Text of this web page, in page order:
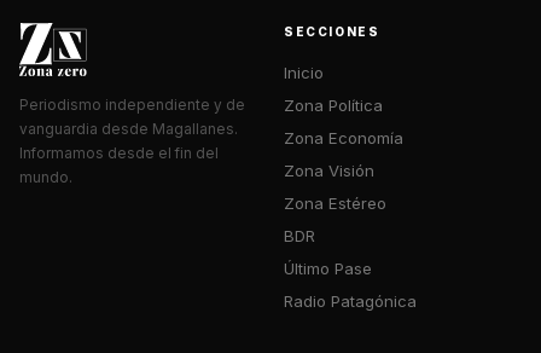
Periodismo independiente y de
vanguardia desde Magallanes.
Informamos desde el fin del
mundo.
SECCIONES
Inicio
Zona Política
Zona Economía
Zona Visión
Zona Estéreo
BDR
Último Pase
Radio Patagónica